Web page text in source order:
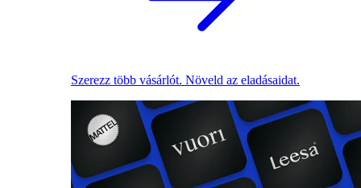
Szerezz több vásárlót. Növeld az eladásaidat.